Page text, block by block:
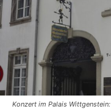
Konzert im Palais